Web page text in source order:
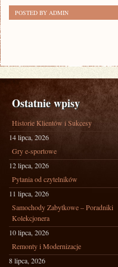
POSTED BY ADMIN
Ostatnie wpisy
Historie Klientów i Sukcesy
14 lipca, 2026
Gry e-sportowe
12 lipca, 2026
Pytania od czytelników
11 lipca, 2026
Samochody Zabytkowe – Poradniki
Kolekcjonera
10 lipca, 2026
Remonty i Modernizacje
8 lipca, 2026